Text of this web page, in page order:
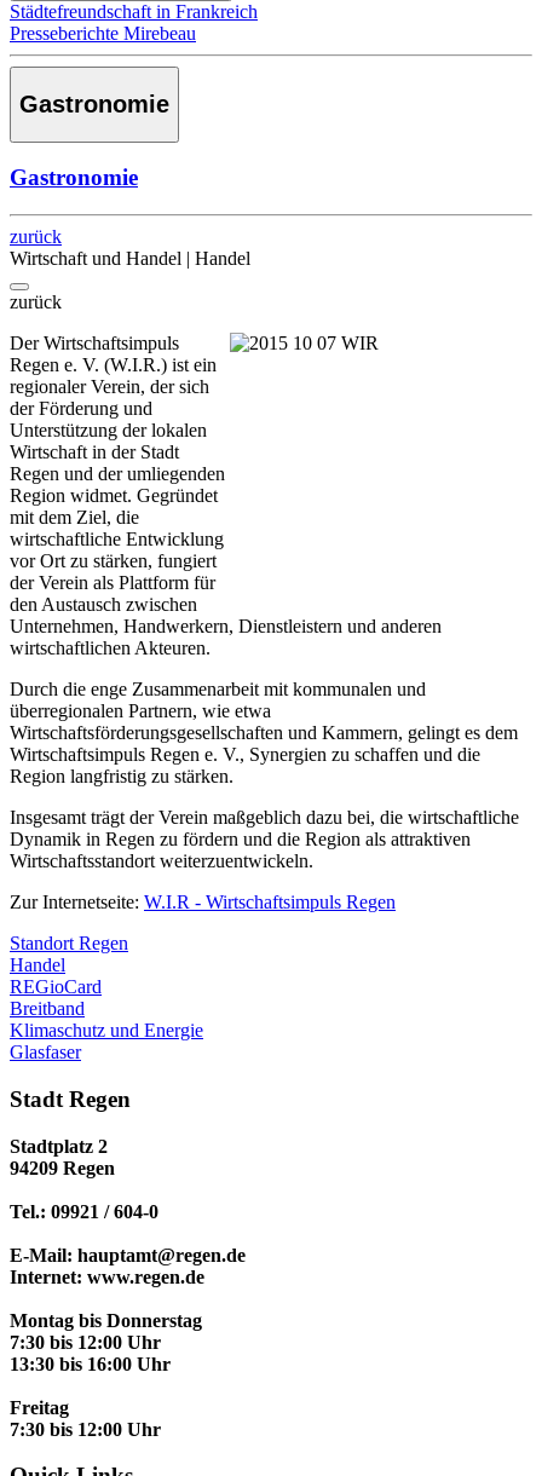
Städtefreundschaft in Frankreich
Presseberichte Mirebeau
Gastronomie
Gastronomie
zurück
Wirtschaft und Handel | Handel
zurück
Der Wirtschaftsimpuls
Regen e. V. (W.I.R.) ist ein
regionaler Verein, der sich
der Förderung und
Unterstützung der lokalen
Wirtschaft in der Stadt
Regen und der umliegenden
Region widmet. Gegründet
mit dem Ziel, die
wirtschaftliche Entwicklung
vor Ort zu stärken, fungiert
der Verein als Plattform für
den Austausch zwischen
Unternehmen, Handwerkern, Dienstleistern und anderen
wirtschaftlichen Akteuren.
Durch die enge Zusammenarbeit mit kommunalen und
überregionalen Partnern, wie etwa
Wirtschaftsförderungsgesellschaften und Kammern, gelingt es dem
Wirtschaftsimpuls Regen e. V., Synergien zu schaffen und die
Region langfristig zu stärken.
Insgesamt trägt der Verein maßgeblich dazu bei, die wirtschaftliche
Dynamik in Regen zu fördern und die Region als attraktiven
Wirtschaftsstandort weiterzuentwickeln.
Zur Internetseite: W.I.R - Wirtschaftsimpuls Regen
Standort Regen
Handel
REGioCard
Breitband
Klimaschutz und Energie
Glasfaser
Stadt Regen
Stadtplatz 2
94209 Regen
Tel.: 09921 / 604-0
E-Mail: hauptamt@regen.de
Internet: www.regen.de
Montag bis Donnerstag
7:30 bis 12:00 Uhr
13:30 bis 16:00 Uhr
Freitag
7:30 bis 12:00 Uhr